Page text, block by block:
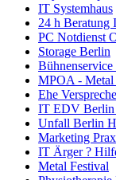
IT Systemhaus
24 h Beratung
PC Notdienst
Storage Berlin
MPOA - Metal
Ehe
IT EDV Berlin
Unfall Berlin
Marketing
IT Ärger ?
Metal Festival